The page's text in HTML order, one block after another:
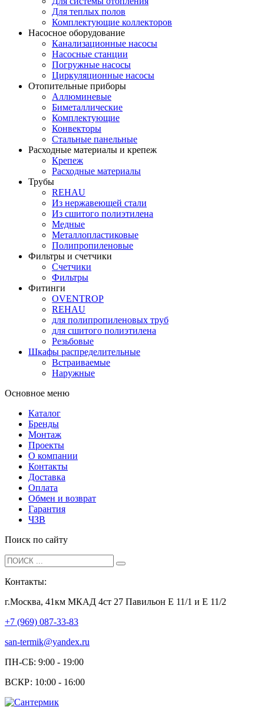
Для теплых полов
Комплектующие коллекторов
Насосное оборудование
Канализационные насосы
Насосные станции
Погружные насосы
Циркуляционные насосы
Отопительные приборы
Аллюминевые
Биметаллические
Комплектующие
Конвекторы
Стальные панельные
Расходные материалы и крепеж
Крепеж
Расходные материалы
Трубы
REHAU
Из нержавеющей стали
Из сшитого полиэтилена
Медные
Металлопластиковые
Полипропиленовые
Фильтры и счетчики
Счетчики
Фильтры
Фитинги
OVENTROP
REHAU
для полипропиленовых труб
для сшитого полиэтилена
Резьбовые
Шкафы распределительные
Встраиваемые
Наружные
Основное меню
Каталог
Бренды
Монтаж
Проекты
О компании
Контакты
Доставка
Оплата
Обмен и возврат
Гарантия
ЧЗВ
Поиск по сайту
Контакты:
г.Москва, 41км МКАД 4ст 27 Павильон Е 11/1 и Е 11/2
+7 (969) 087-33-83
san-termik@yandex.ru
ПН-СБ: 9:00 - 19:00
ВСКР: 10:00 - 16:00